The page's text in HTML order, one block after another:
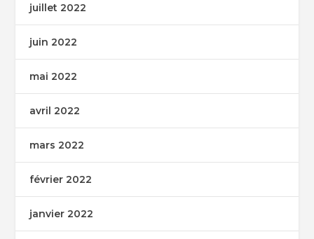
juillet 2022
juin 2022
mai 2022
avril 2022
mars 2022
février 2022
janvier 2022